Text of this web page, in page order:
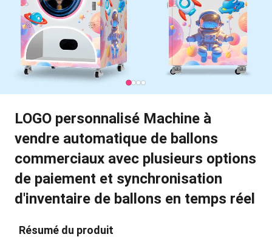
LOGO personnalisé Machine à
vendre automatique de ballons
commerciaux avec plusieurs options
de paiement et synchronisation
d'inventaire de ballons en temps réel
Résumé du produit